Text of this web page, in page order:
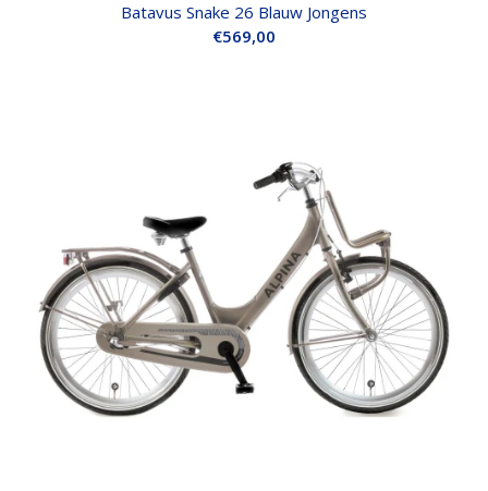
Batavus Snake 26 Blauw Jongens
€569,00